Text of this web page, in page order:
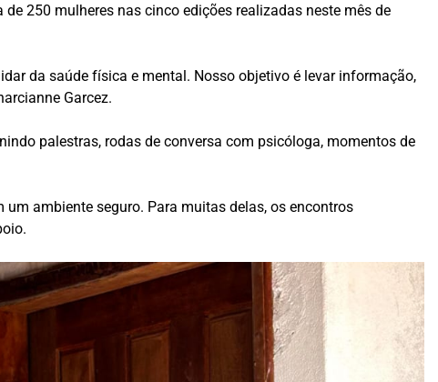
250 mulheres nas cinco edições realizadas neste mês de
da saúde física e mental. Nosso objetivo é levar informação,
Garcez.
palestras, rodas de conversa com psicóloga, momentos de
ambiente seguro. Para muitas delas, os encontros